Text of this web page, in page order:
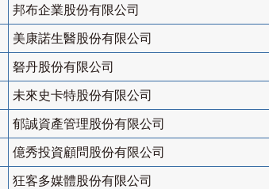
邦布企業股份有限公司
美康諾生醫股份有限公司
砮丹股份有限公司
未來史卡特股份有限公司
郁誠資產管理股份有限公司
億秀投資顧問股份有限公司
狂客多媒體股份有限公司